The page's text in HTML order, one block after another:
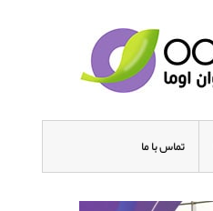
تماس با ما